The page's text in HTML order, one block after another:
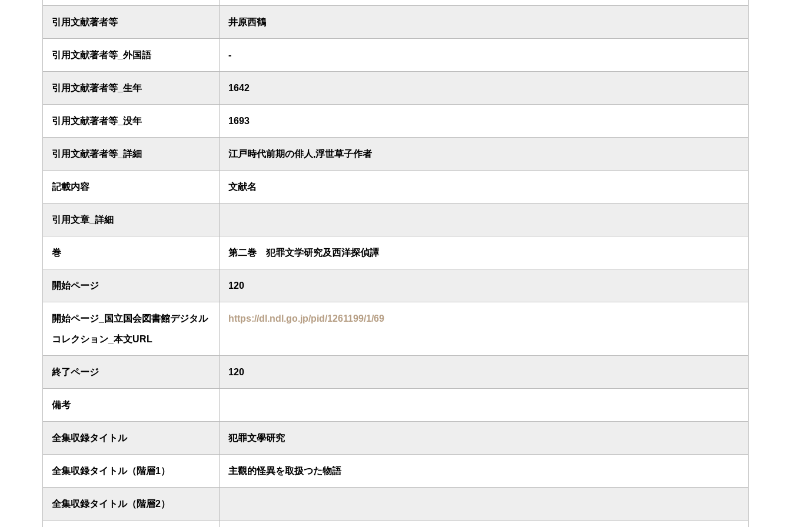
引用文献著者等 井原西鶴
引用文献著者等_外国語 -
引用文献著者等_生年 1642
引用文献著者等_没年 1693
引用文献著者等_詳細 江戸時代前期の俳人,浮世草子作者
記載内容 文献名
引用文章_詳細
巻 第二巻 犯罪文学研究及西洋探偵譚
開始ページ 120
開始ページ_国立国会図書館デジタル
コレクション_本文URL
https://dl.ndl.go.jp/pid/1261199/1/69
終了ページ 120
備考
全集収録タイトル 犯罪文學研究
全集収録タイトル（階層1） 主觀的怪異を取扱つた物語
全集収録タイトル（階層2）